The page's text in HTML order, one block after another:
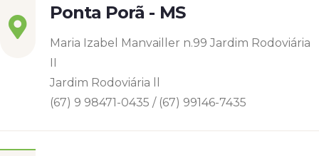
Ponta Porã - MS
Maria Izabel Manvailler n.99 Jardim Rodoviária
II
Jardim Rodoviária ll
(67) 9 98471-0435 / (67) 99146-7435